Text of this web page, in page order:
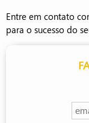
Entre em contato
para o sucesso do